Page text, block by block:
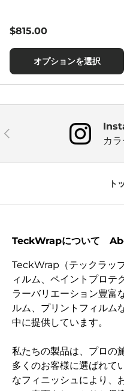
$815.00
オプションを選択
前
カ
ト
TeckWrapについて
TeckWrap（テックラッ
ィルム、ペイントプロテ
ラーバリエーション豊富
ルム、プリントフィルム
中に提供しています。
私たちの製品は、プロの
多くのお客様に選ばれて
なフィニッシュにより、